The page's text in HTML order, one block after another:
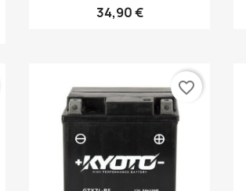
34,90 €
favorite_border